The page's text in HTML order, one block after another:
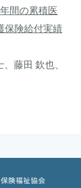
間の累積医
保険給付実績
藤田 欽也、